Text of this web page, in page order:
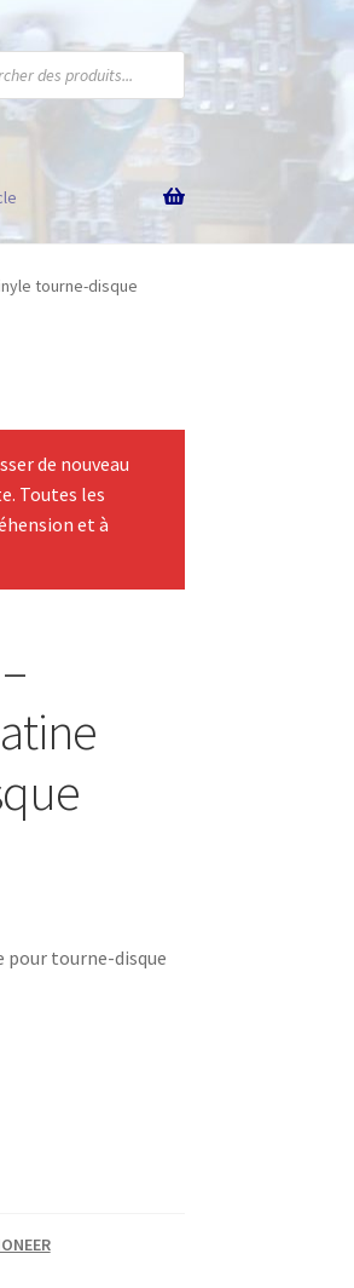
tourne-disque
de nouveau
Toutes les
et à
pour tourne-disque